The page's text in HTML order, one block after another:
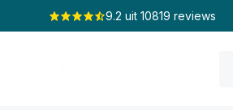
naar de
content
9.2 uit 10819 reviews